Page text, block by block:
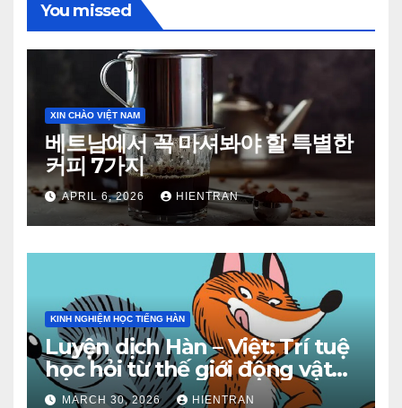
You missed
XIN CHÀO VIỆT NAM
베트남에서 꼭 마셔봐야 할 특별한
커피 7가지
APRIL 6, 2026 HIENTRAN
KINH NGHIỆM HỌC TIẾNG HÀN
Luyện dịch Hàn – Việt: Trí tuệ
học hỏi từ thế giới động vật
(Phần 2)
MARCH 30, 2026 HIENTRAN